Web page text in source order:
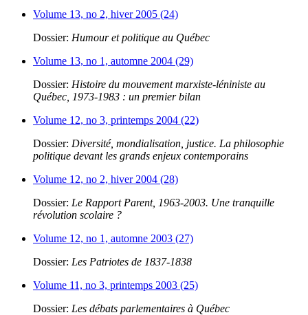
Volume 13, no 2, hiver 2005 (24)
Dossier: Humour et politique au Québec
Volume 13, no 1, automne 2004 (29)
Dossier: Histoire du mouvement marxiste-léniniste au
Québec, 1973-1983 : un premier bilan
Volume 12, no 3, printemps 2004 (22)
Dossier: Diversité, mondialisation, justice. La philosophie
politique devant les grands enjeux contemporains
Volume 12, no 2, hiver 2004 (28)
Dossier: Le Rapport Parent, 1963-2003. Une tranquille
révolution scolaire ?
Volume 12, no 1, automne 2003 (27)
Dossier: Les Patriotes de 1837-1838
Volume 11, no 3, printemps 2003 (25)
Dossier: Les débats parlementaires à Québec